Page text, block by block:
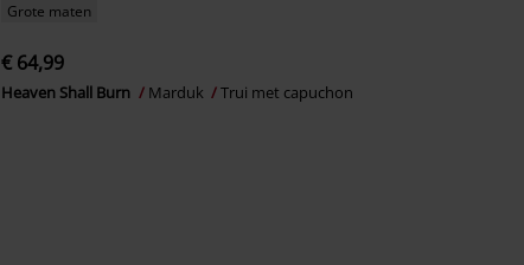
Grote maten
€ 64,99
Heaven Shall Burn Marduk Trui met capuchon